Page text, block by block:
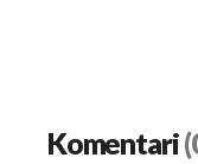
Komentari